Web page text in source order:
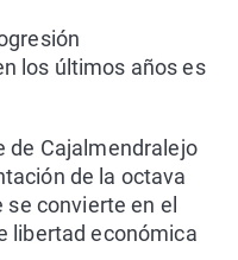
los últimos años es
de Cajalmendralejo
de la octava
convierte en el
libertad económica